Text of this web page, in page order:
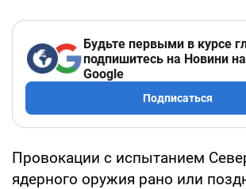
Будьте первыми в курсе
подпишитесь на Новини
Google
Подписаться
Провокации с испытанием
ядерного оружия рано или